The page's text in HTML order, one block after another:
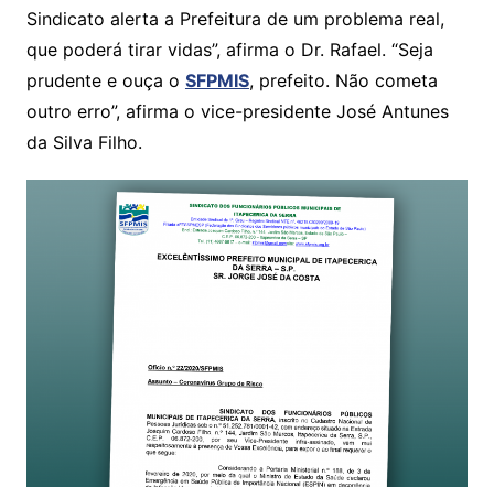
Sindicato alerta a Prefeitura de um problema real,
que poderá tirar vidas”, afirma o Dr. Rafael. “Seja
prudente e ouça o SFPMIS, prefeito. Não cometa
outro erro”, afirma o vice-presidente José Antunes
da Silva Filho.